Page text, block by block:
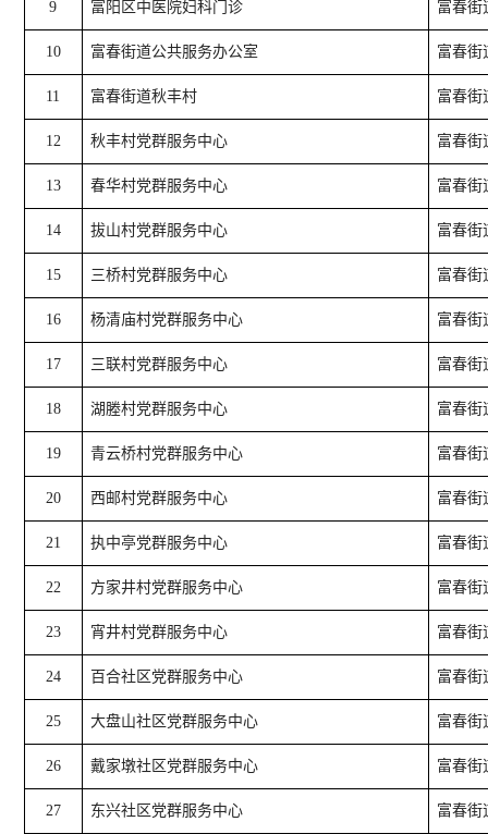
9 富阳区中医院妇科门诊 富春街
10 富春街道公共服务办公室 富春街
11 富春街道秋丰村 富春街
12 秋丰村党群服务中心 富春街
13 春华村党群服务中心 富春街
14 拔山村党群服务中心 富春街
15 三桥村党群服务中心 富春街
16 杨清庙村党群服务中心 富春街
17 三联村党群服务中心 富春街
18 湖塍村党群服务中心 富春街
19 青云桥村党群服务中心 富春街
20 西邮村党群服务中心 富春街
21 执中亭党群服务中心 富春街
22 方家井村党群服务中心 富春街
23 宵井村党群服务中心 富春街
24 百合社区党群服务中心 富春街
25 大盘山社区党群服务中心 富春街
26 戴家墩社区党群服务中心 富春街
27 东兴社区党群服务中心 富春街